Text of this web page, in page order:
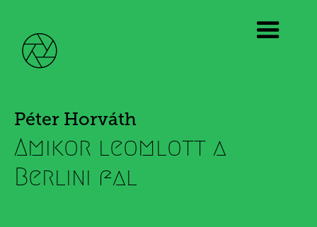
Péter Horváth
Amikor leomlott a
Berlini fal